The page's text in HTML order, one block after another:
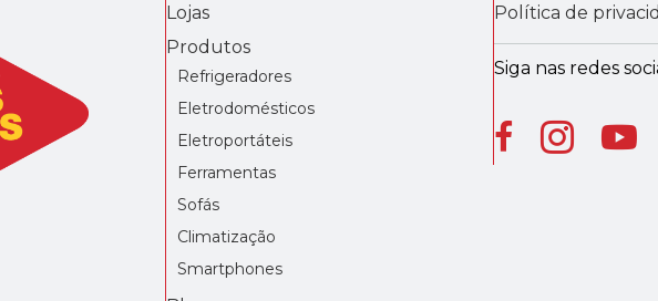
Lojas
Produtos
Refrigeradores
Eletrodomésticos
Eletroportáteis
Ferramentas
Sofás
Climatização
Smartphones
Política de
Siga nas redes